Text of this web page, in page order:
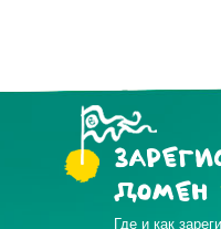
ДОМЕН
Где и как